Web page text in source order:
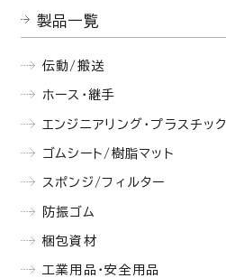
製品一覧
伝動/搬送
ホース・継手
エンジニアリング・プラスチック
ゴムシート/樹脂マット
スポンジ/フィルター
防振ゴム
梱包資材
工業用品・安全用品